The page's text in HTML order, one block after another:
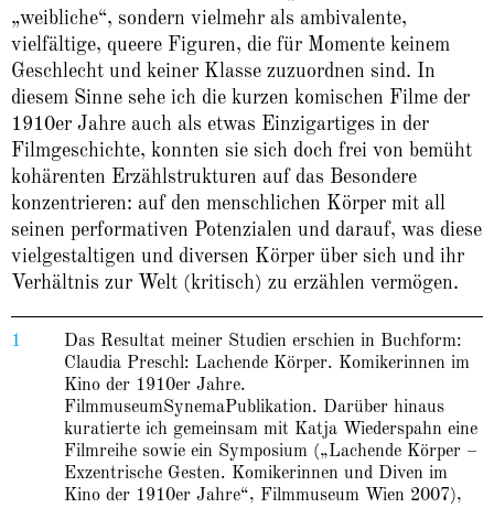
„weibliche“, sondern vielmehr als ambivalente,
vielfältige, queere Figuren, die für Momente keinem
Geschlecht und keiner Klasse zuzuordnen sind. In
diesem Sinne sehe ich die kurzen komischen Filme der
1910er Jahre auch als etwas Einzigartiges in der
Filmgeschichte, konnten sie sich doch frei von bemüht
kohärenten Erzählstrukturen auf das Besondere
konzentrieren: auf den menschlichen Körper mit all
seinen performativen Potenzialen und darauf, was diese
vielgestaltigen und diversen Körper über sich und ihr
Verhältnis zur Welt (kritisch) zu erzählen vermögen.
1
Das Resultat meiner Studien erschien in Buchform:
Claudia Preschl: Lachende Körper. Komikerinnen im
Kino der 1910er Jahre.
FilmmuseumSynemaPublikation. Darüber hinaus
kuratierte ich gemeinsam mit Katja Wiederspahn eine
Filmreihe sowie ein Symposium („Lachende Körper –
Exzentrische Gesten. Komikerinnen und Diven im
Kino der 1910er Jahre“, Filmmuseum Wien 2007),